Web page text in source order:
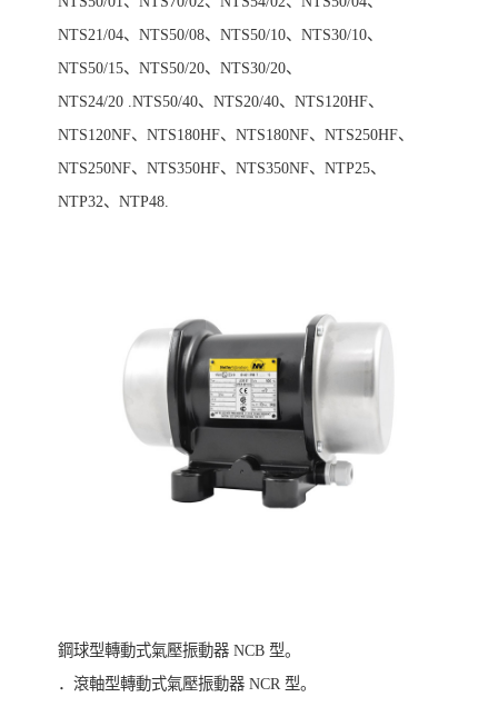
NTS21/04、NTS50/08、NTS50/10、NTS30/10、
NTS50/15、NTS50/20、NTS30/20、
NTS24/20 .NTS50/40、NTS20/40、NTS120HF、
NTS120NF、NTS180HF、NTS180NF、NTS250HF、
NTS250NF、NTS350HF、NTS350NF、NTP25、
NTP32、NTP48.
鋼球型轉動式氣壓振動器 NCB 型。
．滾軸型轉動式氣壓振動器 NCR 型。